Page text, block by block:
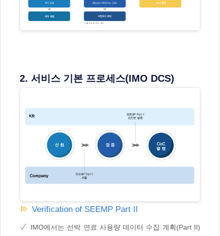
2. 서비스 기본 프로세스(IMO DCS)
Verification of SEEMP Part II
IMO에서는 선박 연료 사용량 데이터 수집 계획(Part II)